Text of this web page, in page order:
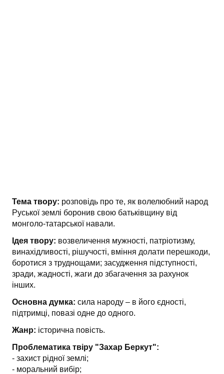
Тема твору: розповідь про те, як волелюбний народ
Руської землі боронив свою батьківщину від
монголо-татарської навали.
Ідея твору: возвеличення мужності, патріотизму,
винахідливості, рішучості, вміння долати перешкоди,
боротися з труднощами; засудження підступності,
зради, жадності, жаги до збагачення за рахунок
інших.
Основна думка: сила народу – в його єдності,
підтримці, повазі одне до одного.
Жанр: історична повість.
Проблематика твіру "Захар Беркут":
- захист рідної землі;
- моральний вибір;